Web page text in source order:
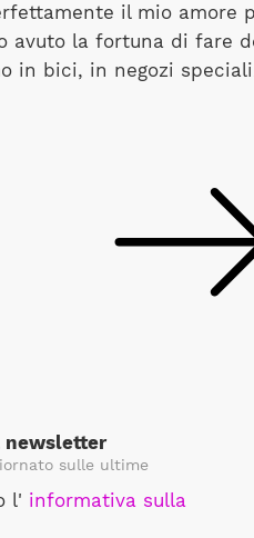
il mio amore
avuto la fortuna di fare
in bici, in negozi
newsletter
sulle ultime
l' informativa sulla